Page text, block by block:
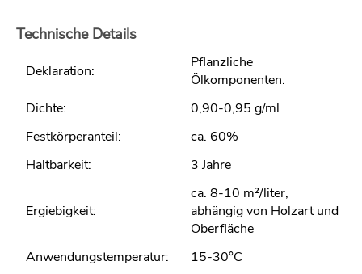
Technische Details
Deklaration:
Pflanzliche
Ölkomponenten.
Dichte:
0,90-0,95 g/ml
Festkörperanteil:
ca. 60%
Haltbarkeit:
3 Jahre
Ergiebigkeit:
ca. 8-10 m²/liter,
abhängig von Holzart und
Oberfläche
Anwendungstemperatur:
15-30°C